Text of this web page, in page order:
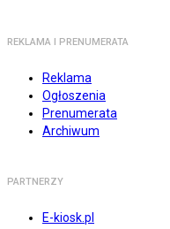
REKLAMA I PRENUMERATA
Reklama
Ogłoszenia
Prenumerata
Archiwum
PARTNERZY
E-kiosk.pl